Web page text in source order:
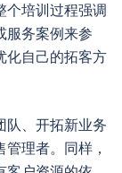
个培训过程强调
服务案例来参
化自己的拓客方
队、开拓新业务
理者。同样，